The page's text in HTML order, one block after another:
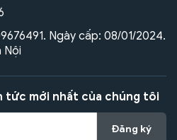
Ngày cấp: 08/01/2024.
Nội
tức mới nhất của chúng tôi
Đăng ký